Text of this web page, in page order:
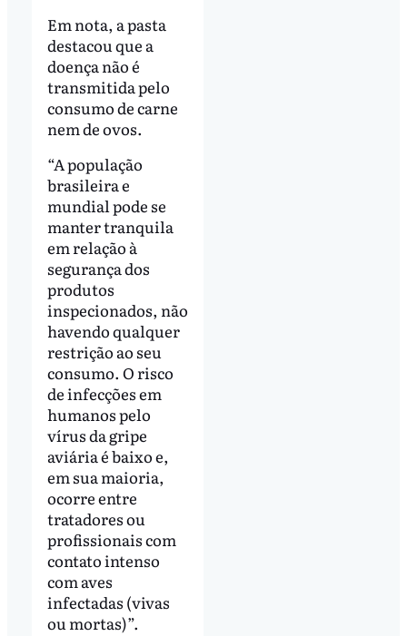
Em nota, a pasta
destacou que a
doença não é
transmitida pelo
consumo de carne
nem de ovos.
“A população
brasileira e
mundial pode se
manter tranquila
em relação à
segurança dos
produtos
inspecionados, não
havendo qualquer
restrição ao seu
consumo. O risco
de infecções em
humanos pelo
vírus da gripe
aviária é baixo e,
em sua maioria,
ocorre entre
tratadores ou
profissionais com
contato intenso
com aves
infectadas (vivas
ou mortas)”.